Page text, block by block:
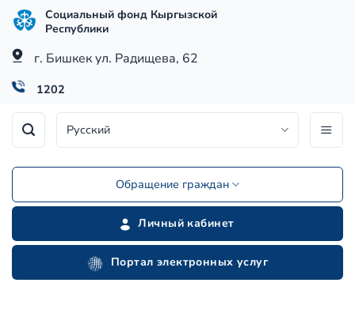
Skip
content
Социальный фонд Кыргызской
Республики
г. Бишкек ул. Радищева, 62
1202
Русский
Обращение граждан
Личный кабинет
Портал электронных услуг